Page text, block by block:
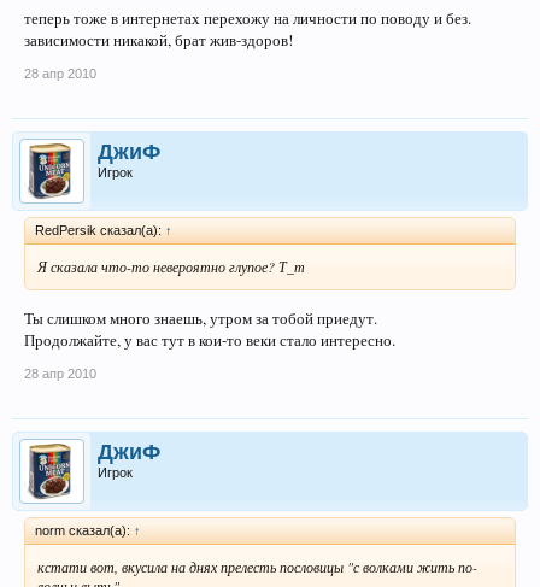
теперь тоже в интернетах перехожу на личности по поводу и без.
зависимости никакой, брат жив-здоров!
28 апр 2010
ДжиФ
Игрок
RedPersik сказал(а): ↑
Я сказала что-то невероятно глупое? Т_т
Ты слишком много знаешь, утром за тобой приедут.
Продолжайте, у вас тут в кои-то веки стало интересно.
28 апр 2010
ДжиФ
Игрок
norm сказал(а): ↑
кстати вот, вкусила на днях прелесть пословицы "с волками жить по-